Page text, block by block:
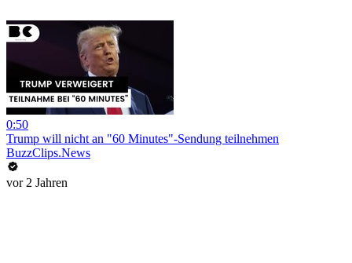
0:50
Trump will nicht an "60 Minutes"-Sendung teilnehmen
BuzzClips.News
vor 2 Jahren